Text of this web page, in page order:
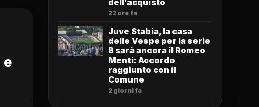
dell’acquisto
22 ore fa
Juve Stabia, la casa
delle Vespe per la serie
B sarà ancora il Romeo
Menti: Accordo
raggiunto con il
Comune
2 giorni fa